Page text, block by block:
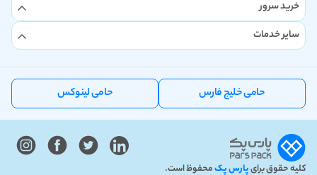
خرید سرور
سایر خدمات
حامی خلیج فارس حامی لینوکس
کلیه حقوق برایپارس پکمحفوظ است.